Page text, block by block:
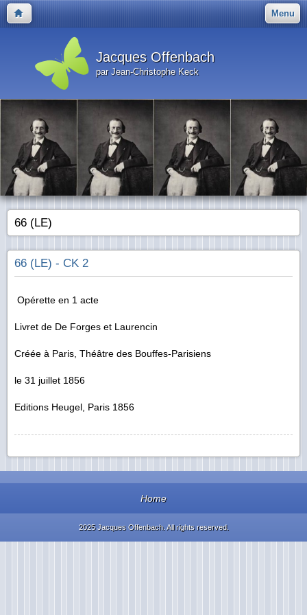
Menu
Jacques Offenbach
par Jean-Christophe Keck
66 (LE)
66 (LE) - CK 2
Opérette en 1 acte
Livret de De Forges et Laurencin
Créée à Paris, Théâtre des Bouffes-Parisiens
le 31 juillet 1856
Editions Heugel, Paris 1856
Home
2025 Jacques Offenbach. All rights reserved.